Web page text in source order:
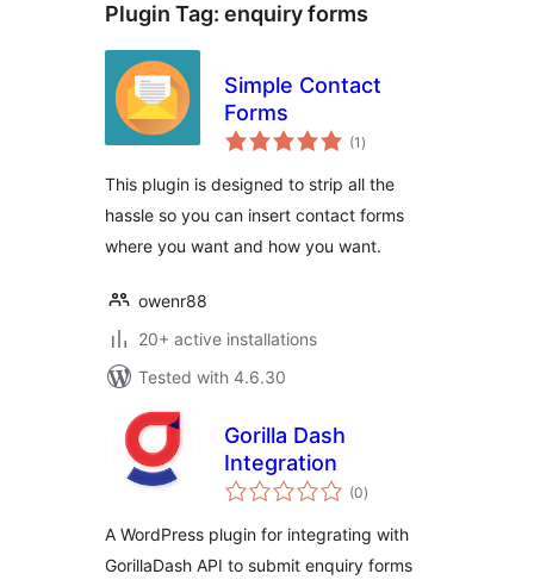
Plugin Tag: enquiry forms
Simple Contact
Forms
(1 total
ratings
)
This plugin is designed to strip all the
hassle so you can insert contact forms
where you want and how you want.
owenr88
20+ active installations
Tested with 4.6.30
Gorilla Dash
Integration
(0total
ratings
)
A WordPress plugin for integrating with
GorillaDash API to submit enquiry forms